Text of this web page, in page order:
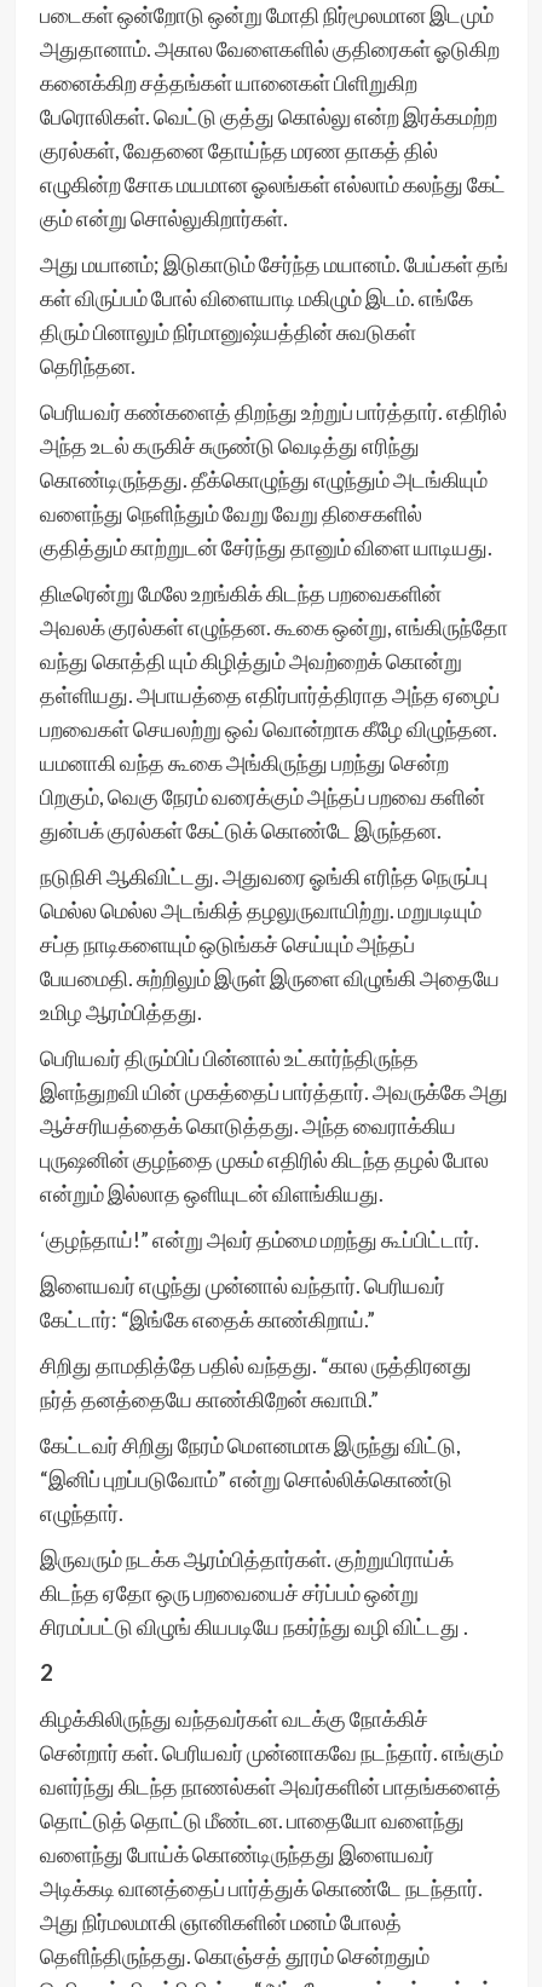
படைகள் ஒன்றோடு ஒன்று மோதி நிர்மூலமான இடமும்
அதுதானாம். அகால வேளைகளில் குதிரைகள் ஓடுகிற
கனைக்கிற சத்தங்கள் யானைகள் பிளிறுகிற
பேரொலிகள். வெட்டு குத்து கொல்லு என்ற இரக்கமற்ற
குரல்கள், வேதனை தோய்ந்த மரண தாகத் தில்
எழுகின்ற சோக மயமான ஓலங்கள் எல்லாம் கலந்து கேட்
கும் என்று சொல்லுகிறார்கள்.
அது மயானம்; இடுகாடும் சேர்ந்த மயானம். பேய்கள் தங்
கள் விருப்பம் போல் விளையாடி மகிழும் இடம். எங்கே
திரும் பினாலும் நிர்மானுஷ்யத்தின் சுவடுகள்
தெரிந்தன.
பெரியவர் கண்களைத் திறந்து உற்றுப் பார்த்தார். எதிரில்
அந்த உடல் கருகிச் சுருண்டு வெடித்து எரிந்து
கொண்டிருந்தது. தீக்கொழுந்து எழுந்தும் அடங்கியும்
வளைந்து நெளிந்தும் வேறு வேறு திசைகளில்
குதித்தும் காற்றுடன் சேர்ந்து தானும் விளை யாடியது.
திடீரென்று மேலே உறங்கிக் கிடந்த பறவைகளின்
அவலக் குரல்கள் எழுந்தன. கூகை ஒன்று, எங்கிருந்தோ
வந்து கொத்தி யும் கிழித்தும் அவற்றைக் கொன்று
தள்ளியது. அபாயத்தை எதிர்பார்த்திராத அந்த ஏழைப்
பறவைகள் செயலற்று ஒவ் வொன்றாக கீழே விழுந்தன.
யமனாகி வந்த கூகை அங்கிருந்து பறந்து சென்ற
பிறகும், வெகு நேரம் வரைக்கும் அந்தப் பறவை களின்
துன்பக் குரல்கள் கேட்டுக் கொண்டே இருந்தன.
நடுநிசி ஆகிவிட்டது. அதுவரை ஓங்கி எரிந்த நெருப்பு
மெல்ல மெல்ல அடங்கித் தழலுருவாயிற்று. மறுபடியும்
சப்த நாடிகளையும் ஒடுங்கச் செய்யும் அந்தப்
பேயமைதி. சுற்றிலும் இருள் இருளை விழுங்கி அதையே
உமிழ ஆரம்பித்தது.
பெரியவர் திரும்பிப் பின்னால் உட்கார்ந்திருந்த
இளந்துறவி யின் முகத்தைப் பார்த்தார். அவருக்கே அது
ஆச்சரியத்தைக் கொடுத்தது. அந்த வைராக்கிய
புருஷனின் குழந்தை முகம் எதிரில் கிடந்த தழல் போல
என்றும் இல்லாத ஒளியுடன் விளங்கியது.
‘குழந்தாய்!” என்று அவர் தம்மை மறந்து கூப்பிட்டார்.
இளையவர் எழுந்து முன்னால் வந்தார். பெரியவர்
கேட்டார்: “இங்கே எதைக் காண்கிறாய்.”
சிறிது தாமதித்தே பதில் வந்தது. “கால ருத்திரனது
நர்த் தனத்தையே காண்கிறேன் சுவாமி.”
கேட்டவர் சிறிது நேரம் மௌனமாக இருந்து விட்டு,
“இனிப் புறப்படுவோம்” என்று சொல்லிக்கொண்டு
எழுந்தார்.
இருவரும் நடக்க ஆரம்பித்தார்கள். குற்றுயிராய்க்
கிடந்த ஏதோ ஒரு பறவையைச் சர்ப்பம் ஒன்று
சிரமப்பட்டு விழுங் கியபடியே நகர்ந்து வழி விட்டது .
2
கிழக்கிலிருந்து வந்தவர்கள் வடக்கு நோக்கிச்
சென்றார் கள். பெரியவர் முன்னாகவே நடந்தார். எங்கும்
வளர்ந்து கிடந்த நாணல்கள் அவர்களின் பாதங்களைத்
தொட்டுத் தொட்டு மீண்டன. பாதையோ வளைந்து
வளைந்து போய்க் கொண்டிருந்தது இளையவர்
அடிக்கடி வானத்தைப் பார்த்துக் கொண்டே நடந்தார்.
அது நிர்மலமாகி ஞானிகளின் மனம் போலத்
தெளிந்திருந்தது. கொஞ்சத் தூரம் சென்றதும்